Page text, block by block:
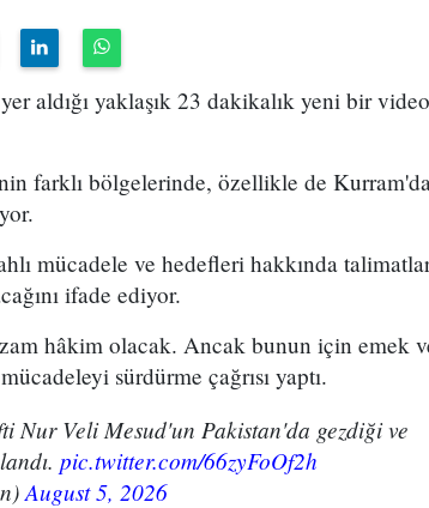
aldığı yaklaşık 23 dakikalık yeni bir video
farklı bölgelerinde, özellikle de
mücadele ve hedefleri hakkında
ifade ediyor.
hâkim olacak. Ancak bunun için emek
sürdürme çağrısı yaptı.
Veli Mesud'un Pakistan'da gezdiği ve
pic.twitter.com/66zyFoOf2h
August 5, 2026